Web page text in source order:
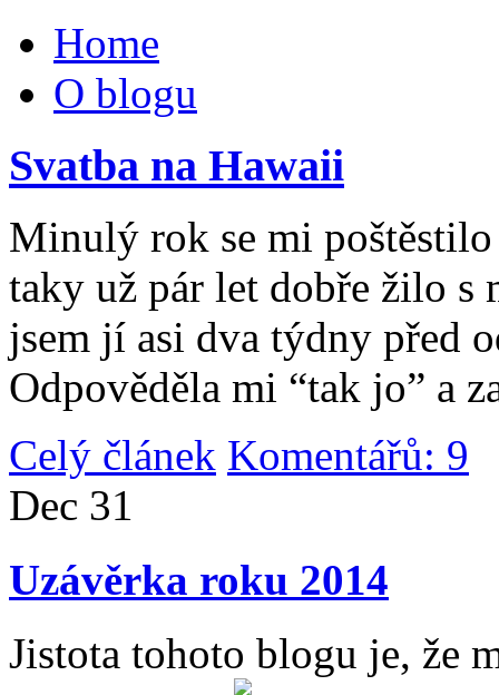
Home
O blogu
Svatba na Hawaii
Minulý rok se mi
taky už pár let dobře žilo
jsem jí asi dva týdny před
Odpověděla mi “tak jo” a
Celý článek Komentářů: 9
Dec 31
Uzávěrka roku 2014
Jistota tohoto blogu je, že